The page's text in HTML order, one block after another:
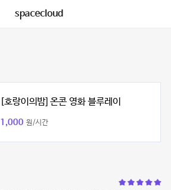
spacecloud
[호랑이의밤] 온콘 영화 블루레이
1,000 원/시간